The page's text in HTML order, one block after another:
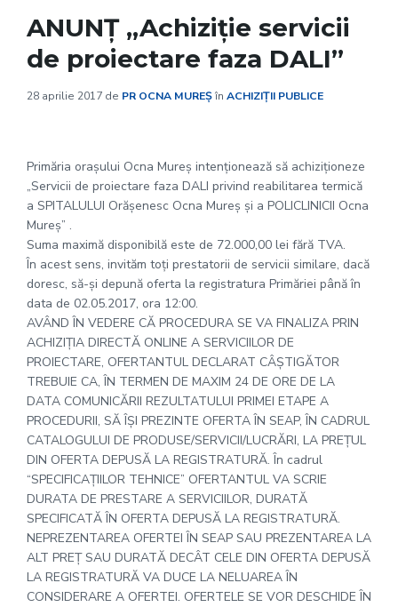
ANUNȚ „Achiziție servicii
de proiectare faza DALI”
28 aprilie 2017 de PR OCNA MUREȘîn ACHIZIȚII PUBLICE
Primăria oraşului Ocna Mureş intenţionează să achiziţioneze
„Servicii de proiectare faza DALI privind reabilitarea termică
a SPITALULUI Orăşenesc Ocna Mureş şi a POLICLINICII Ocna
Mureş” .
Suma maximă disponibilă este de 72.000,00 lei fără TVA.
În acest sens, invităm toţi prestatorii de servicii similare, dacă
doresc, să-şi depună oferta la registratura Primăriei până în
data de 02.05.2017, ora 12:00.
AVÂND ÎN VEDERE CĂ PROCEDURA SE VA FINALIZA PRIN
ACHIZIŢIA DIRECTĂ ONLINE A SERVICIILOR DE
PROIECTARE, OFERTANTUL DECLARAT CÂŞTIGĂTOR
TREBUIE CA, ÎN TERMEN DE MAXIM 24 DE ORE DE LA
DATA COMUNICĂRII REZULTATULUI PRIMEI ETAPE A
PROCEDURII, SĂ ÎŞI PREZINTE OFERTA ÎN SEAP, ÎN CADRUL
CATALOGULUI DE PRODUSE/SERVICII/LUCRĂRI, LA PREŢUL
DIN OFERTA DEPUSĂ LA REGISTRATURĂ. În cadrul
“SPECIFICAŢIILOR TEHNICE” OFERTANTUL VA SCRIE
DURATA DE PRESTARE A SERVICIILOR, DURATĂ
SPECIFICATĂ ÎN OFERTA DEPUSĂ LA REGISTRATURĂ.
NEPREZENTAREA OFERTEI ÎN SEAP SAU PREZENTAREA LA
ALT PREŢ SAU DURATĂ DECÂT CELE DIN OFERTA DEPUSĂ
LA REGISTRATURĂ VA DUCE LA NELUAREA ÎN
CONSIDERARE A OFERTEI. OFERTELE SE VOR DESCHIDE ÎN